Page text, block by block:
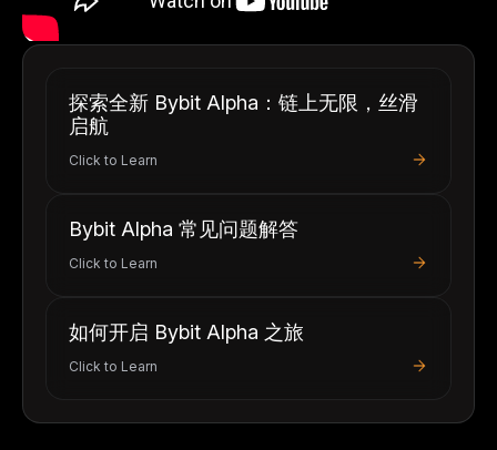
探索全新 Bybit Alpha：链上无限，丝滑
启航
Click to Learn
Bybit Alpha 常见问题解答
Click to Learn
如何开启 Bybit Alpha 之旅
Click to Learn